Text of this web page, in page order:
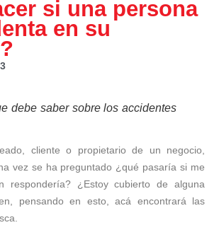
si una persona
en su
debe saber sobre los accidentes
cliente o propietario de un negocio,
vez se ha preguntado ¿qué pasaría si me
respondería? ¿Estoy cubierto de alguna
pensando en esto, acá encontrará las